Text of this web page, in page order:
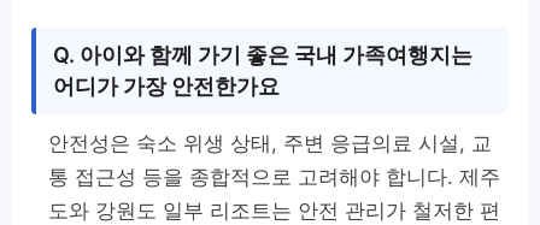
Q. 아이와 함께 가기 좋은 국내 가족여행지는
어디가 가장 안전한가요
안전성은 숙소 위생 상태, 주변 응급의료 시설, 교
통 접근성 등을 종합적으로 고려해야 합니다. 제주
도와 강원도 일부 리조트는 안전 관리가 철저한 편